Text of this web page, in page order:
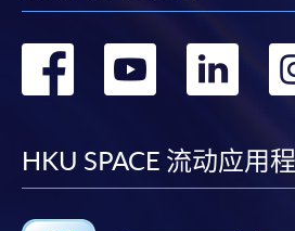
转
facebook
转 转
HKU SPACE 流动应用